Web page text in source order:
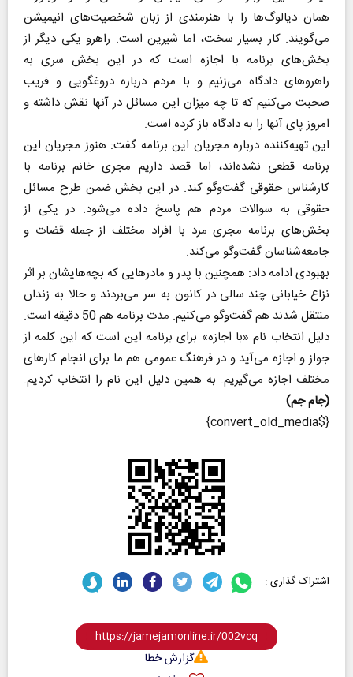
همان دیالوگ‌ها را با هنرمندی از زبان شخصیت‌های انیمیشن
می‌گویند. کار بسیار سخت، اما شیرین است. راهرو یکی دیگر از
بخش‌های برنامه با اجازه است که در این بخش سری به
راهروهای دادگاه می‌زنیم و با مردم درباره دروغگویی و فریب
صحبت می‌کنیم که تا چه میزان این مسائل در آنها نقش داشته و
امروز پای آنها را به دادگاه باز کرده است.
این تهیه‌کننده درباره مجریان این برنامه گفت: هنوز مجریان این
برنامه قطعی نشده‌اند، اما قصد داریم مجری خانم برنامه با
کارشناس حقوقی گفت‌وگو کند. در این بخش ضمن طرح مسائل
حقوقی به سوالات مردم هم پاسخ داده می‌شود. در یکی از
بخش‌های برنامه مجری مرد با افراد مختلف از جمله قضات و
جامعه‌شناسان گفت‌وگو می‌کند.
بهبودی ادامه داد: همچنین با پدر و مادرهایی که بچه‌هایشان بر اثر
نزاع خیابانی چند سالی در کانون به سر می‌بردند و حالا به زندان
منتقل شدند هم گفت‌وگو‌ می‌کنیم. مدت برنامه هم 50 دقیقه است.
دلیل انتخاب نام «با اجازه» برای برنامه این است که این کلمه از
جواز و اجازه می‌آید و در فرهنگ عمومی هم ما برای انجام کارهای
مختلف اجازه می‌گیریم. به همین دلیل این نام را انتخاب کردیم.
(جام جم)
{$convert_old_media}
اشتراک گذاری :
گزارش خطا